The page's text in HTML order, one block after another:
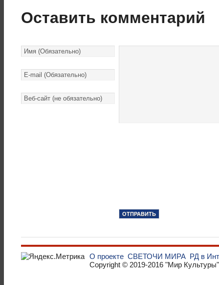
Оставить комментарий
О проекте СВЕТОЧИ МИРА РД в
Copyright © 2019-2016 "Мир Культуры"